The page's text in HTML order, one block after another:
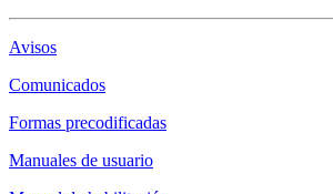
Avisos
Comunicados
Formas precodificadas
Manuales de usuario